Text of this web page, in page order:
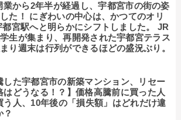
業から2年半が経過し、宇都宮市の街の姿
た！ にぎわいの中心は、かつてのオリ
宮駅へと明らかにシフトしました。 JR
生が集まり、再開発された宇都宮テラス
り週末は行列ができるほどの盛況ぶり。
した宇都宮市の新築マンション、リセー
はどうなる！？】価格高騰前に買った人
う人、10年後の「損失額」はどれだけ違
？